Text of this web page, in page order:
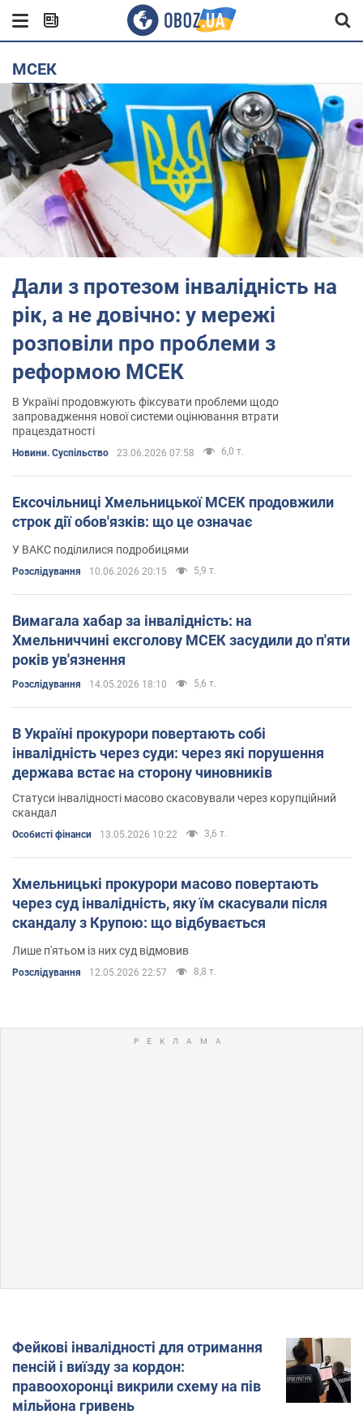
МСЕК
Дали з протезом інвалідність на
рік, а не довічно: у мережі
розповіли про проблеми з
реформою МСЕК
В Україні продовжують фіксувати проблеми щодо
запровадження нової системи оцінювання втрати
працездатності
Новини. Суспільство 23.06.2026 07:58 6,0 т.
Ексочільниці Хмельницької МСЕК продовжили
строк дії обов'язків: що це означає
У ВАКС поділилися подробицями
Розслідування 10.06.2026 20:15 5,9 т.
Вимагала хабар за інвалідність: на
Хмельниччині ексголову МСЕК засудили до п'яти
років ув'язнення
Розслідування 14.05.2026 18:10 5,6 т.
В Україні прокурори повертають собі
інвалідність через суди: через які порушення
держава встає на сторону чиновників
Статуси інвалідності масово скасовували через корупційний
скандал
Особисті фінанси 13.05.2026 10:22 3,6 т.
Хмельницькі прокурори масово повертають
через суд інвалідність, яку їм скасували після
скандалу з Крупою: що відбувається
Лише п'ятьом із них суд відмовив
Розслідування 12.05.2026 22:57 8,8 т.
Фейкові інвалідності для отримання
пенсій і виїзду за кордон:
правоохоронці викрили схему на пів
мільйона гривень